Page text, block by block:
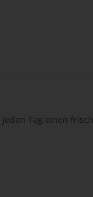
jeden Tag einen